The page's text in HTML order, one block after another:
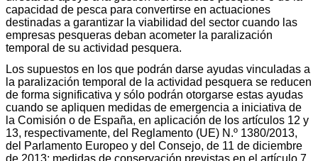
capacidad de pesca para convertirse en actuaciones
destinadas a garantizar la viabilidad del sector cuando las
empresas pesqueras deban acometer la paralización
temporal de su actividad pesquera.
Los supuestos en los que podrán darse ayudas vinculadas a
la paralización temporal de la actividad pesquera se reducen
de forma significativa y sólo podrán otorgarse estas ayudas
cuando se apliquen medidas de emergencia a iniciativa de
la Comisión o de España, en aplicación de los artículos 12 y
13, respectivamente, del Reglamento (UE) N.º 1380/2013,
del Parlamento Europeo y del Consejo, de 11 de diciembre
de 2013; medidas de conservación previstas en el artículo 7